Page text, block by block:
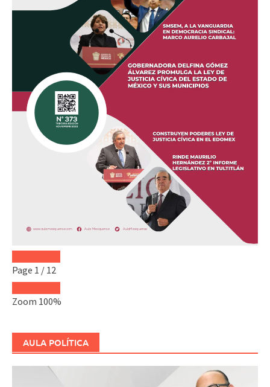
Page 1 / 12
Zoom 100%
AULA POLÍTICA